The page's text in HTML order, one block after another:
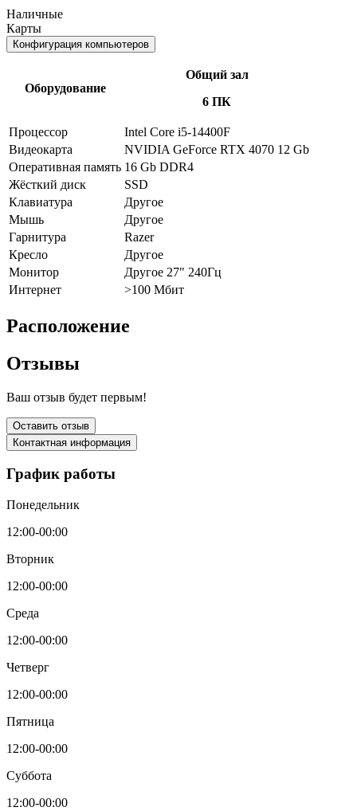
Наличные
Карты
Конфигурация компьютеров
Оборудование
Общий зал
6 ПК
Процессор
Intel Core i5-14400F
Видеокарта
NVIDIA GeForce RTX 4070 12 Gb
Оперативная память 16 Gb DDR4
Жёсткий диск
SSD
Клавиатура
Другое
Мышь
Другое
Гарнитура
Razer
Кресло
Другое
Монитор
Другое 27" 240Гц
Интернет
>100 Мбит
Расположение
Отзывы
Ваш отзыв будет первым!
Оставить отзыв
Контактная информация
График работы
Понедельник
12:00-00:00
Вторник
12:00-00:00
Среда
12:00-00:00
Четверг
12:00-00:00
Пятница
12:00-00:00
Суббота
12:00-00:00